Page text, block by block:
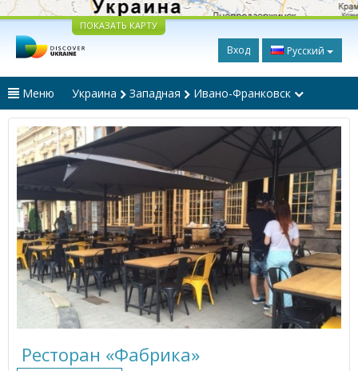
ПОКАЗАТЬ КАРТУ
Вход Русский
Меню Украина Западная Ивано-Франковск
Ресторан «Фабрика»